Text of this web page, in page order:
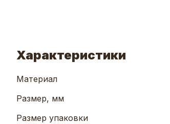
Характеристики
Материал
Размер, мм
Размер упаковки